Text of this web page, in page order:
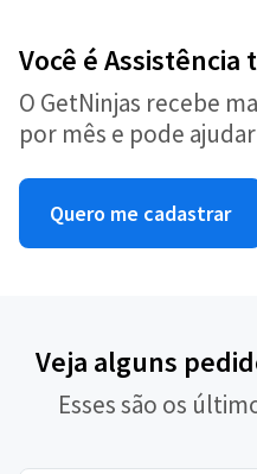
Você é Assistência
O GetNinjas recebe
por mês e pode
Quero me cadastrar
Veja alguns
Esses são os